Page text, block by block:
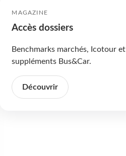
MAGAZINE
Accès dossiers
Benchmarks marchés, Icotour et
suppléments Bus&Car.
Découvrir